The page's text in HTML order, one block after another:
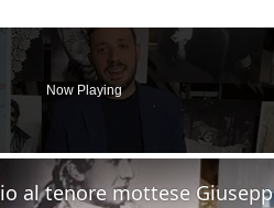
Now Playing